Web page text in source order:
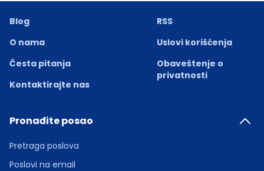
Blog
O nama
Česta pitanja
Kontaktirajte nas
RSS
Uslovi korišćenja
Obaveštenje o
privatnosti
Pronađite posao
Pretraga poslova
Poslovi na email